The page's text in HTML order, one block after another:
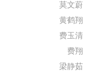
莫文蔚
黄鹤翔
费玉清
费翔
梁静茹